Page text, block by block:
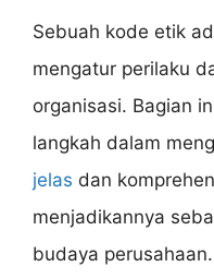
Sebuah kode etik
mengatur perilaku
organisasi. Bagian
langkah dalam
jelas dan
menjadikannya
budaya perusahaan.